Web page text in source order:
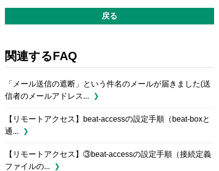
戻る
関連するFAQ
「メール送信の遮断」という件名のメールが届きました(送
信者のメールアドレス...
【リモートアクセス】beat-accessの設定手順（beat-boxと
通...
【リモートアクセス】③beat-accessの設定手順（接続定義
ファイルの...